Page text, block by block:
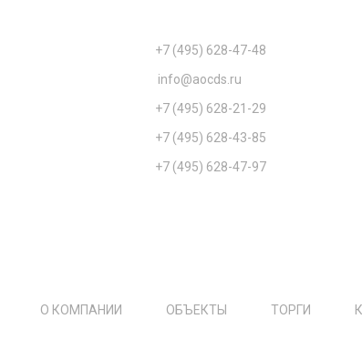
+7 (495) 628-47-48
info@aocds.ru
+7 (495) 628-21-29
+7 (495) 628-43-85
+7 (495) 628-47-97
О КОМПАНИИ ОБЪЕКТЫ ТОРГИ